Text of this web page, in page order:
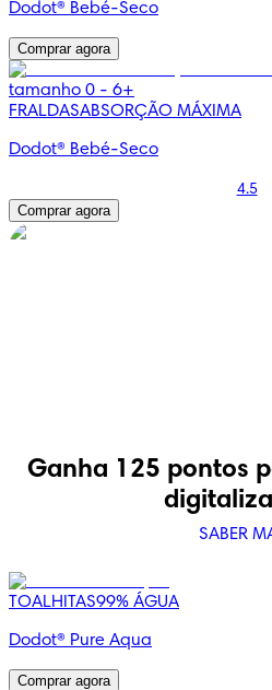
Dodot® Bebé-Seco
Comprar agora
tamanho 0 - 6+
FRALDASABSORÇÃO MÁXIMA
Dodot® Bebé-Seco
4.5
Comprar agora
Ganha 125 pontos
SABER
TOALHITAS99% ÁGUA
Dodot® Pure Aqua
Comprar agora